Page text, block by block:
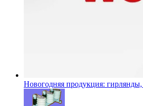
Новогодняя продукция: